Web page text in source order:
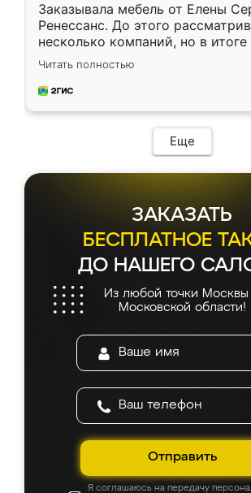
Заказывала мебель от Елены
Ренессанс. До этого
несколько компаний, но в
эту. Сначала обговорили
приехал замерщик, всё
и снял размеры. Изготовили в
мебель сразу встала на свое
каких-либо доработок.
довольна, все выглядит так,
Читать полностью
Еще
ЗАКАЗАТЬ
БЕСПЛАТНОЕ
ДО НАШЕГО
Из любой точки Москвы
Московской области!
Отправить
Я соглашаюсь на передачу